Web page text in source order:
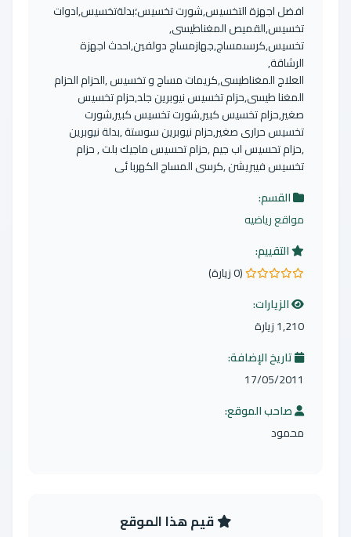
افضل اجهزة التخسيس,شورت تخسيس؛بدلةتخسيس,ادوات
تخسيس,القميص المغناطيسى,
تخسيس,كرسىمساج,جهازمساج دولفين,احدث اجهزة
الرشاقة,
العلاج المغناطيسى,كريمات مساج و تخسيس ,الحزام الحزام
المغنا طيسى,حزام تخسيس نيوبرين جلد,حزام تخسيس
صغير,حزام تخسيس كبير,شورت تخسيس كبير,شورت
تخسيس حرارى صغير,حزام نيوبرين سوستة ,بدلة نيوبرين
,حزام تحسيس اب جيم ,حزام تحسيس ماجيك بلت , حزام
تخسيس فيبريشن ,كرسى المساج الكهربا ئى
القسم:
مواقع رياضيه
التقييم:
0.0 من 5 نجوم
(0 زيارة)
الزيارات:
1,210 زيارة
تاريخ الإضافة:
17/05/2011
صاحب الموقع:
محمود
قيم هذا الموقع